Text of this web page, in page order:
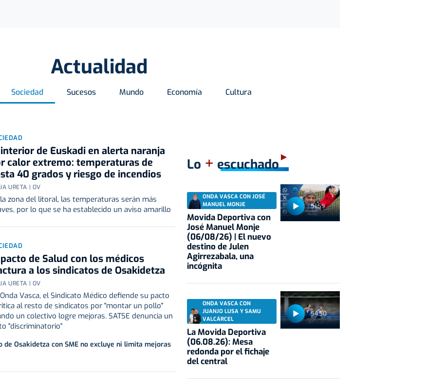
Actualidad
Sociedad Sucesos Mundo Economía Cultura
de Euskadi en alerta naranja
calor extremo: temperaturas de
40 grados y riesgo de incendios
URETA | OV
zona del litoral, las temperaturas serán más
por lo que se ha establecido un aviso amarillo
de Salud con los médicos
a los sindicatos de Osakidetza
URETA | OV
Vasca, el Sindicato Médico defiende su pacto
al resto de sindicatos por "montar un pollo"
un colectivo logre mejoras. SATSE denuncia un
"discriminatorio"
de Osakidetza con SME no excluye ni limita mejoras
Lo + escuchado
51:59
ONDA VASCA CON JOSÉ
MANUEL MONJE
Movida Deportiva con
José Manuel Monje
(06/08/26) | El nuevo
destino de Julen
Agirrezabala, una
incógnita
54:50
ONDA VASCA CON
JUANJO LUSA Y SAMU
VALCÁRCEL
La Movida Deportiva
(06.08.26): Mesa
redonda por el fichaje
del central